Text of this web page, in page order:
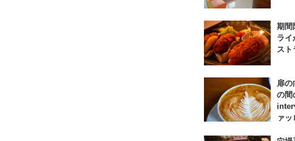
期間
ライ
スト
扉
の間
ァッ